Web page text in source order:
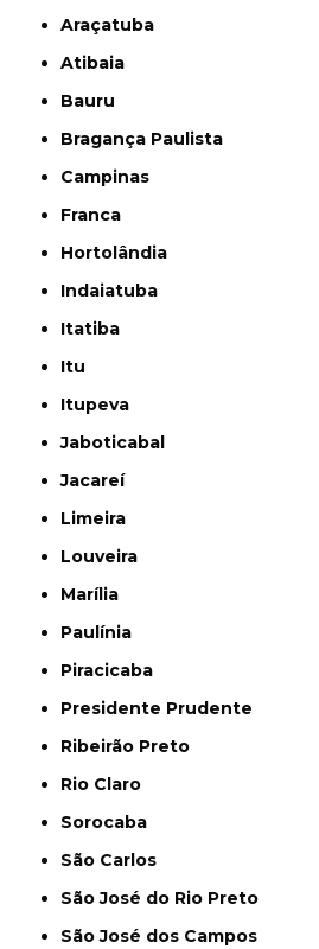
Araçatuba
Atibaia
Bauru
Bragança Paulista
Campinas
Franca
Hortolândia
Indaiatuba
Itatiba
Itu
Itupeva
Jaboticabal
Jacareí
Limeira
Louveira
Marília
Paulínia
Piracicaba
Presidente Prudente
Ribeirão Preto
Rio Claro
Sorocaba
São Carlos
São José do Rio Preto
São José dos Campos